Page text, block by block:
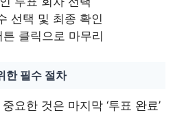
선택 및 최종 확인
튼 클릭으로 마무리
한 필수 절차
요한 것은 마지막 ‘투표 완료’